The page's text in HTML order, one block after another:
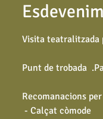
Visita teatralitzada
Punt de trobada .
Recomanacions
- Calçat còmode